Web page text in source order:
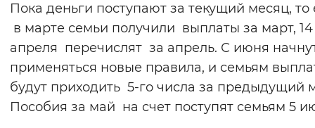
Включены Выключены
Звуковой ассистент
Воспроизвести Остановить
Пока деньги поступают за текущий месяц, то
в марте семьи получили выплаты за март, 14
апреля перечислят за апрель. С июня
применяться новые правила, и семьям
будут приходить 5-го числа за предыдущий
Пособия за май на счет поступят семьям 5